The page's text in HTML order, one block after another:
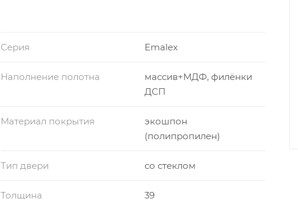
Серия Emalex
Наполнение полотна
массив+МДФ, филёнки
ДСП
Материал покрытия
экошпон
(полипропилен)
Тип двери со стеклом
Толщина 39